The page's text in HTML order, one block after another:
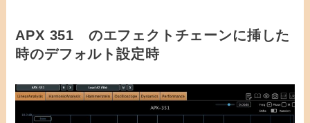
APX 351 のエフェクトチェーンに挿した
時のデフォルト設定時